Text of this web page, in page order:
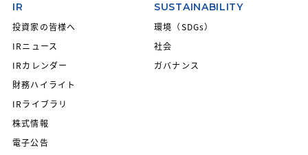
IR
投資家の皆様へ
IRニュース
IRカレンダー
財務ハイライト
IRライブラリ
株式情報
電子公告
SUSTAINABILITY
環境（SDGs）
社会
ガバナンス